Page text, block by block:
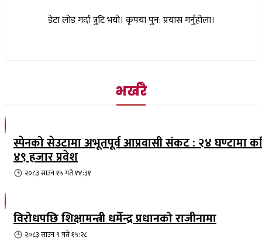
डेटा लोड गर्दा त्रुटि भयो। कृपया पुन: प्रयास गर्नुहोला।
भर्खरै
स्पेनको सेउटामा अभूतपूर्व आप्रवासी संकट : २४ घण्टामा
४९ हजार प्रवेश
२०८३ साउन १५ गते १४:३१
विरोधपछि शिक्षामन्त्री धर्मेन्द्र प्रधानको राजीनामा
२०८३ साउन ९ गते १५:२८